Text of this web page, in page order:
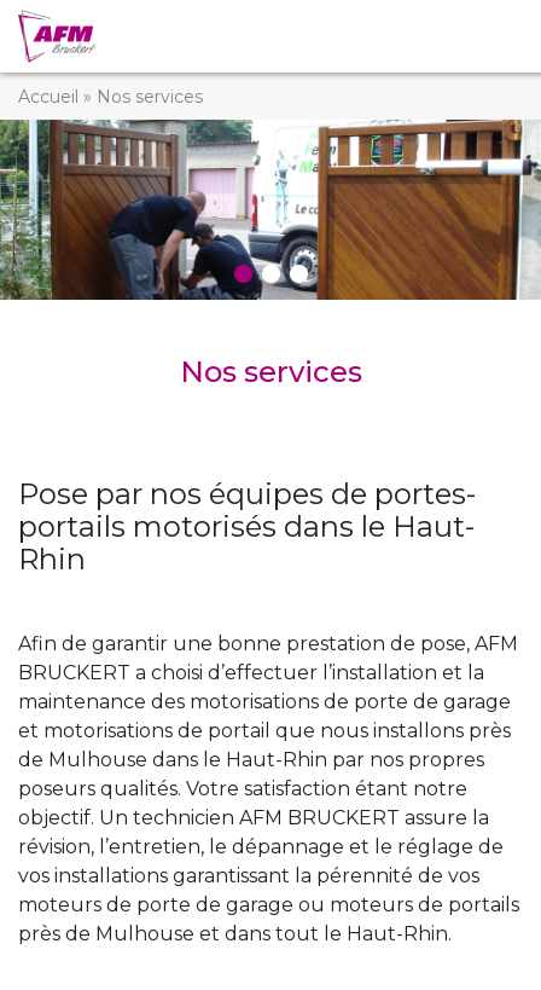
Accueil » Nos services
Nos services
Pose par nos équipes de portes-
portails motorisés dans le Haut-
Rhin
Afin de garantir une bonne prestation de pose, AFM
BRUCKERT a choisi d’effectuer l’installation et la
maintenance des motorisations de porte de garage
et motorisations de portail que nous installons près
de Mulhouse dans le Haut-Rhin par nos propres
poseurs qualités. Votre satisfaction étant notre
objectif. Un technicien AFM BRUCKERT assure la
révision, l’entretien, le dépannage et le réglage de
vos installations garantissant la pérennité de vos
moteurs de porte de garage ou moteurs de portails
près de Mulhouse et dans tout le Haut-Rhin.